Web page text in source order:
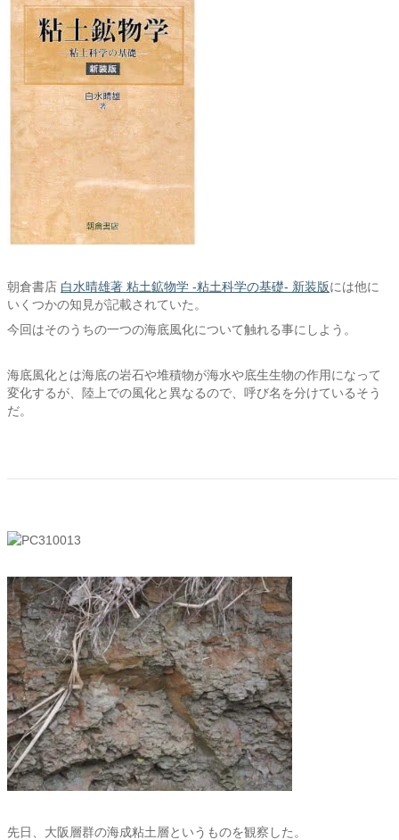
朝倉書店 白水晴雄著 粘土鉱物学 -粘土科学の基礎- 新装版には他に
いくつかの知見が記載されていた。
今回はそのうちの一つの海底風化について触れる事にしよう。
海底風化とは海底の岩石や堆積物が海水や底生生物の作用になって
変化するが、陸上での風化と異なるので、呼び名を分けているそう
だ。
先日、大阪層群の海成粘土層というものを観察した。